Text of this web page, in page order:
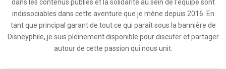
dans les contenus publiés et la solidarité au sein de l'équipe sont
indissociables dans cette aventure que je mène depuis 2016. En
tant que principal garant de tout ce qui paraît sous la bannière de
Disneyphile, je suis pleinement disponible pour discuter et partager
autour de cette passion qui nous unit.